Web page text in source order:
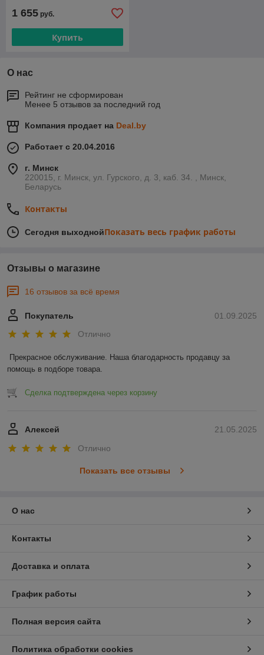
1 655 руб.
Купить
О нас
Рейтинг не сформирован
Менее 5 отзывов за последний год
Компания продает на Deal.by
Работает с 20.04.2016
г. Минск
220015, г. Минск, ул. Гурского, д. 3, каб. 34. , Минск,
Беларусь
Контакты
Сегодня выходнойПоказать весь график работы
Отзывы о магазине
16 отзывов за всё время
01.09.2025
Покупатель
Отлично
Прекрасное обслуживание. Наша благодарность продавцу за
помощь в подборе товара.
Сделка подтверждена через корзину
21.05.2025
Алексей
Отлично
Показать все отзывы
О нас
Контакты
Доставка и оплата
График работы
Полная версия сайта
Политика обработки cookies